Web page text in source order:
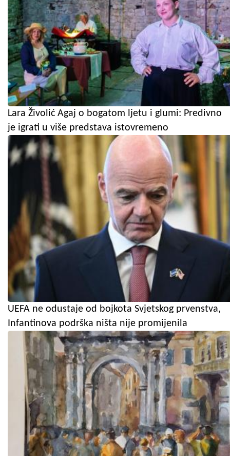
Lara Živolić Agaj o bogatom ljetu i glumi: Predivno
je igrati u više predstava istovremeno
UEFA ne odustaje od bojkota Svjetskog prvenstva,
Infantinova podrška ništa nije promijenila